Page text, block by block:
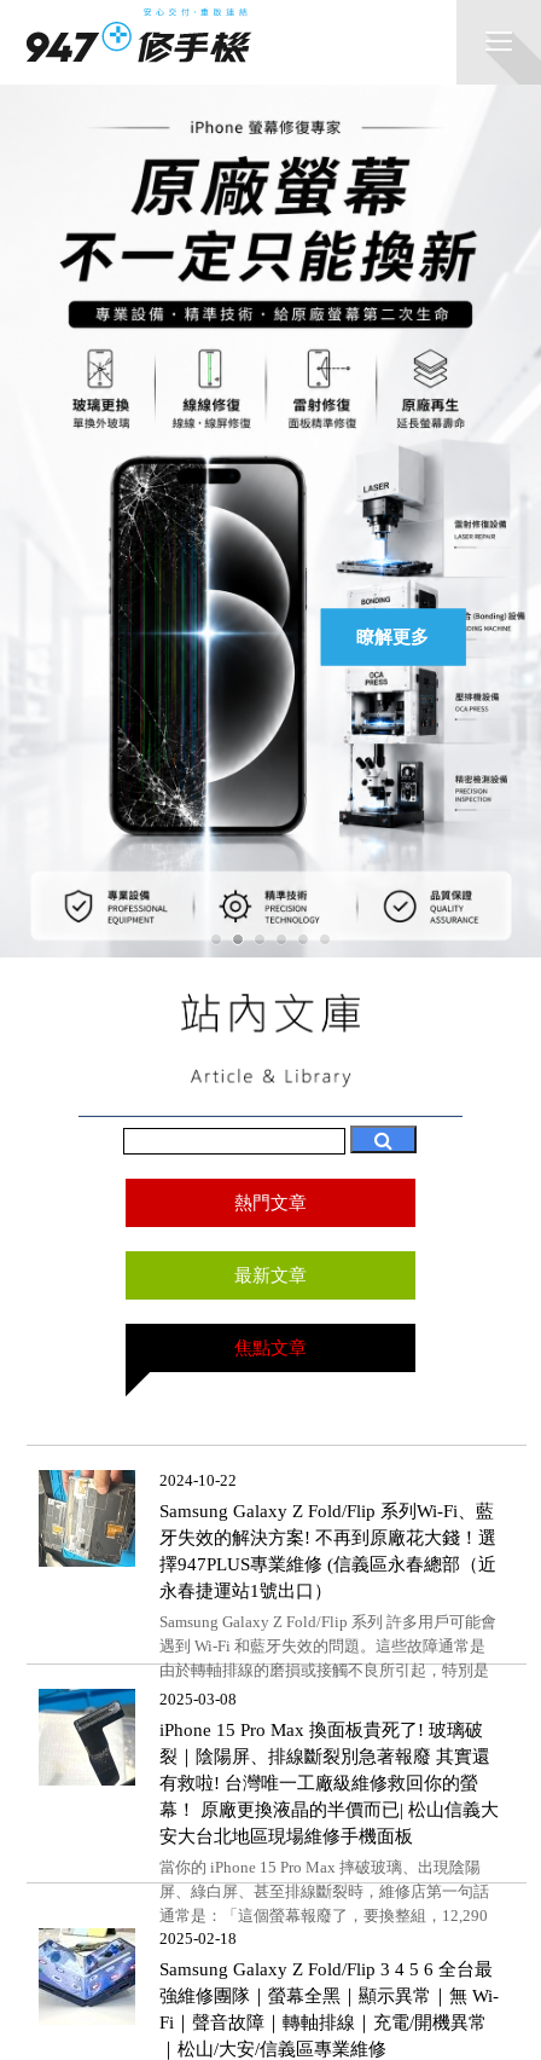
馬上聯絡 瞭解更多
瞭解更多
熱門文章
最新文章
焦點文章
2024-10-22
Samsung Galaxy Z Fold/Flip 系列Wi-Fi、藍
牙失效的解決方案! 不再到原廠花大錢！選
擇947PLUS專業維修 (信義區永春總部（近
永春捷運站1號出口）
Samsung Galaxy Z Fold/Flip 系列 許多用戶可能會
遇到 Wi-Fi 和藍牙失效的問題。這些故障通常是
由於轉軸排線的磨損或接觸不良所引起，特別是
在長時間摺...
2025-03-08
iPhone 15 Pro Max 換面板貴死了! 玻璃破
裂｜陰陽屏、排線斷裂別急著報廢 其實還
有救啦! 台灣唯一工廠級維修救回你的螢
幕！ 原廠更換液晶的半價而已| 松山信義大
安大台北地區現場維修手機面板
當你的 iPhone 15 Pro Max 摔破玻璃、出現陰陽
屏、綠白屏、甚至排線斷裂時，維修店第一句話
通常是：「這個螢幕報廢了，要換整組，12,290
元。」...
2025-02-18
Samsung Galaxy Z Fold/Flip 3 4 5 6 全台最
強維修團隊｜螢幕全黑｜顯示異常｜無 Wi-
Fi｜聲音故障｜轉軸排線｜充電/開機異常
｜松山/大安/信義區專業維修